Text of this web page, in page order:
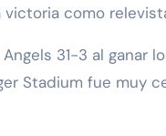
victoria como
31-3 al
Stadium fue